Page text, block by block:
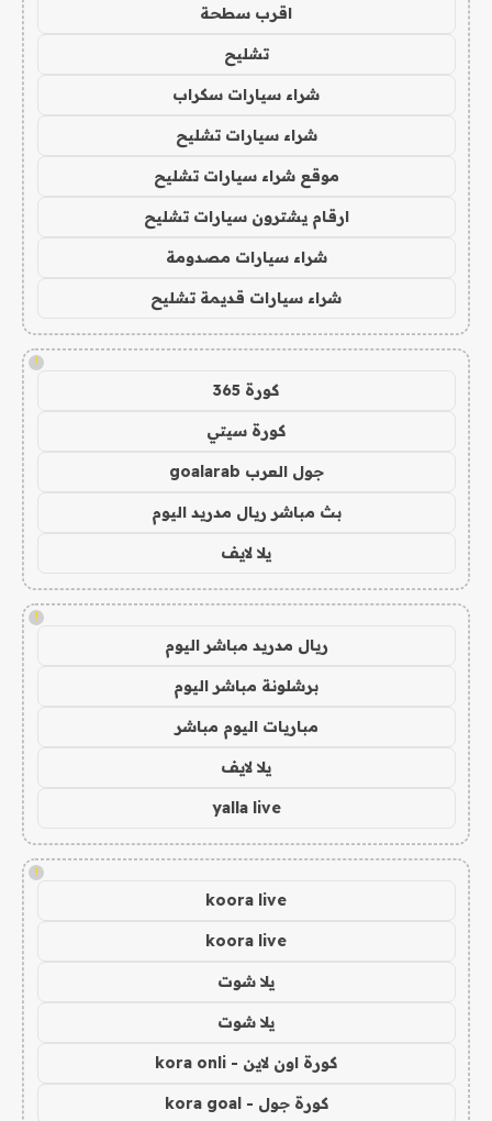
اقرب سطحة
تشليح
شراء سيارات سكراب
شراء سيارات تشليح
موقع شراء سيارات تشليح
ارقام يشترون سيارات تشليح
شراء سيارات مصدومة
شراء سيارات قديمة تشليح
!
كورة 365
كورة سيتي
جول العرب goalarab
بث مباشر ريال مدريد اليوم
يلا لايف
!
ريال مدريد مباشر اليوم
برشلونة مباشر اليوم
مباريات اليوم مباشر
يلا لايف
yalla live
!
koora live
koora live
يلا شوت
يلا شوت
كورة اون لاين - kora onli
كورة جول - kora goal